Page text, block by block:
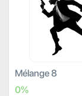
Mélange 8
0%